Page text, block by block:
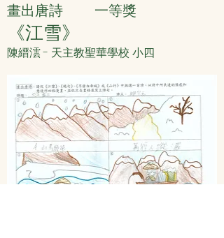
畫出唐詩 一等獎
《江雪》
陳縉澐 - 天主教聖華學校 小四